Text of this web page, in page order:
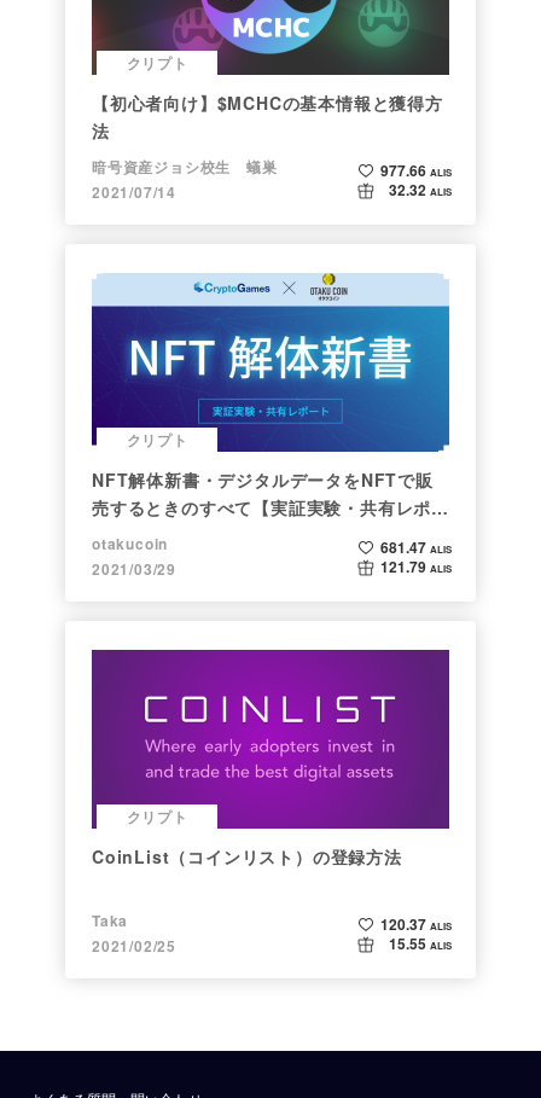
クリプト
【初心者向け】$MCHCの基本情報と獲得方
法
暗号資産ジョシ校生 蟻巣
2021/07/14
977.66 ALIS
32.32 ALIS
クリプト
NFT解体新書・デジタルデータをNFTで販
売するときのすべて【実証実験・共有レポー
ト】
otakucoin
2021/03/29
681.47 ALIS
121.79 ALIS
クリプト
CoinList（コインリスト）の登録方法
Taka
2021/02/25
120.37 ALIS
15.55 ALIS